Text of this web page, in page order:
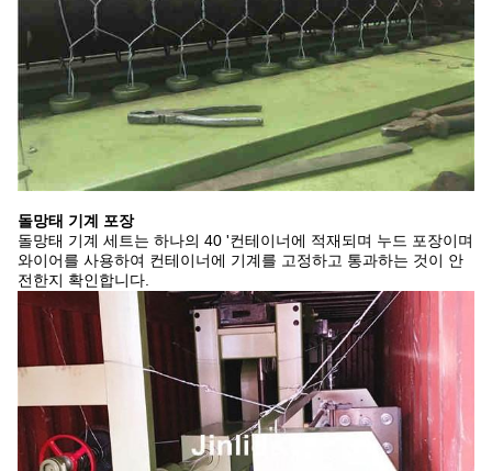
돌망태 기계 포장
돌망태 기계 세트는 하나의 40 '컨테이너에 적재되며 누드 포장이며
와이어를 사용하여 컨테이너에 기계를 고정하고 통과하는 것이 안
전한지 확인합니다.